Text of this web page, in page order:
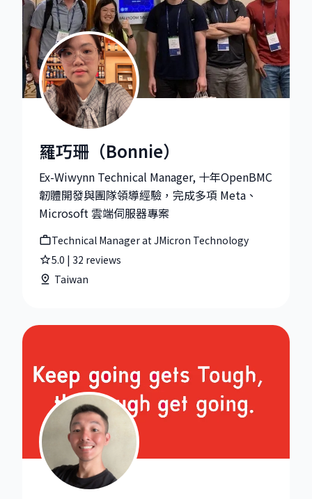
羅巧珊（Bonnie）|Technical Manager at JMicron
羅巧珊（Bonnie）
Ex-Wiwynn Technical Manager, 十年OpenBMC
韌體開發與團隊領導經驗，完成多項 Meta、
Microsoft 雲端伺服器專案
Technical Manager at JMicron Technology
5.0 | 32 reviews
Taiwan